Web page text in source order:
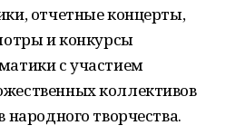
отчетные концерты,
и конкурсы
с участием
коллективов
народного творчества.